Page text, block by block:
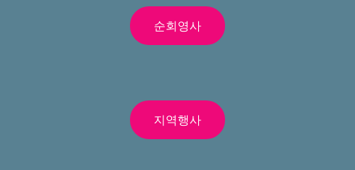
순회영사
지역행사